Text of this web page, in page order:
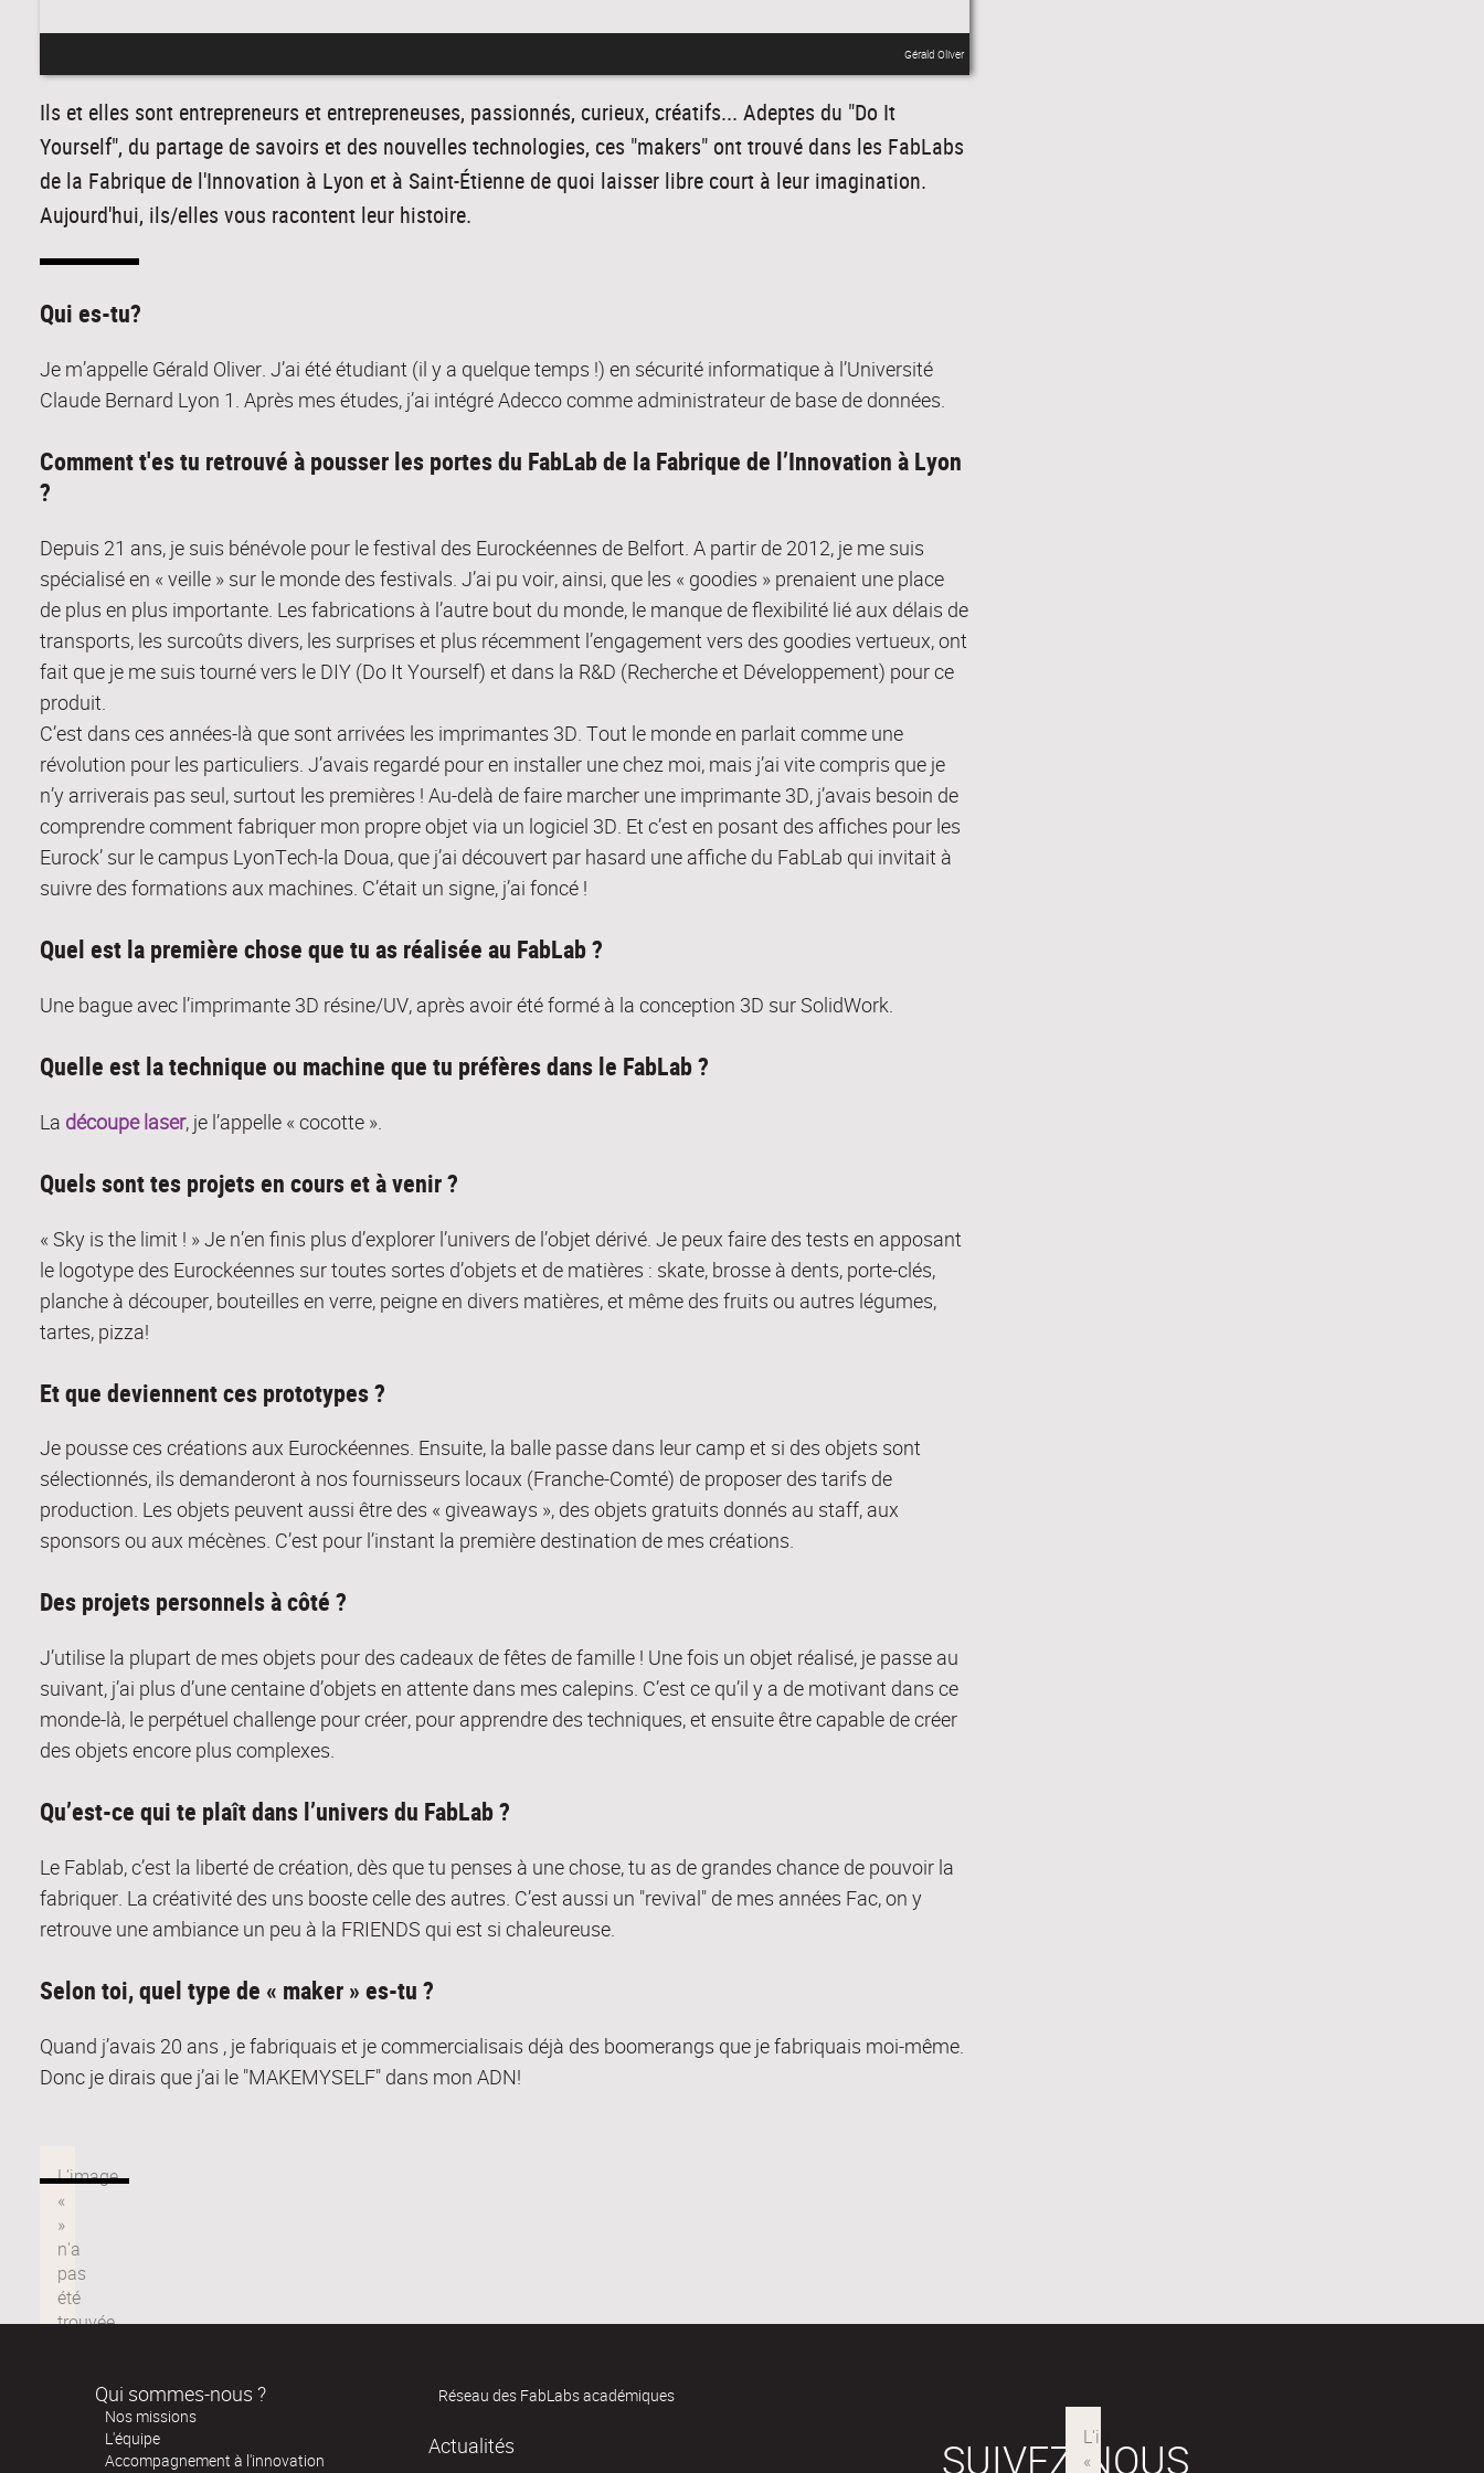
Gérald Oliver
Ils et elles sont entrepreneurs et entrepreneuses, passionnés, curieux, créatifs... Adeptes du "Do It
Yourself", du partage de savoirs et des nouvelles technologies, ces "makers" ont trouvé dans les FabLabs
de la Fabrique de l'Innovation à Lyon et à Saint-Étienne de quoi laisser libre court à leur imagination.
Aujourd'hui, ils/elles vous racontent leur histoire.
Qui es-tu?
Je m’appelle Gérald Oliver. J’ai été étudiant (il y a quelque temps !) en sécurité informatique à l’Université
Claude Bernard Lyon 1. Après mes études, j’ai intégré Adecco comme administrateur de base de données.
Comment t'es tu retrouvé à pousser les portes du FabLab de la Fabrique de l’Innovation à Lyon
?
Depuis 21 ans, je suis bénévole pour le festival des Eurockéennes de Belfort. A partir de 2012, je me suis
spécialisé en « veille » sur le monde des festivals. J’ai pu voir, ainsi, que les « goodies » prenaient une place
de plus en plus importante. Les fabrications à l’autre bout du monde, le manque de flexibilité lié aux délais de
transports, les surcoûts divers, les surprises et plus récemment l’engagement vers des goodies vertueux, ont
fait que je me suis tourné vers le DIY (Do It Yourself) et dans la R&D (Recherche et Développement) pour ce
produit.
C’est dans ces années-là que sont arrivées les imprimantes 3D. Tout le monde en parlait comme une
révolution pour les particuliers. J’avais regardé pour en installer une chez moi, mais j’ai vite compris que je
n’y arriverais pas seul, surtout les premières ! Au-delà de faire marcher une imprimante 3D, j’avais besoin de
comprendre comment fabriquer mon propre objet via un logiciel 3D. Et c’est en posant des affiches pour les
Eurock’ sur le campus LyonTech-la Doua, que j’ai découvert par hasard une affiche du FabLab qui invitait à
suivre des formations aux machines. C’était un signe, j’ai foncé !
Quel est la première chose que tu as réalisée au FabLab ?
Une bague avec l’imprimante 3D résine/UV, après avoir été formé à la conception 3D sur SolidWork.
Quelle est la technique ou machine que tu préfères dans le FabLab ?
La découpe laser, je l’appelle « cocotte ».
Quels sont tes projets en cours et à venir ?
« Sky is the limit ! » Je n’en finis plus d’explorer l’univers de l’objet dérivé. Je peux faire des tests en apposant
le logotype des Eurockéennes sur toutes sortes d’objets et de matières : skate, brosse à dents, porte-clés,
planche à découper, bouteilles en verre, peigne en divers matières, et même des fruits ou autres légumes,
tartes, pizza!
Et que deviennent ces prototypes ?
Je pousse ces créations aux Eurockéennes. Ensuite, la balle passe dans leur camp et si des objets sont
sélectionnés, ils demanderont à nos fournisseurs locaux (Franche-Comté) de proposer des tarifs de
production. Les objets peuvent aussi être des « giveaways », des objets gratuits donnés au staff, aux
sponsors ou aux mécènes. C’est pour l’instant la première destination de mes créations.
Des projets personnels à côté ?
J’utilise la plupart de mes objets pour des cadeaux de fêtes de famille ! Une fois un objet réalisé, je passe au
suivant, j’ai plus d’une centaine d’objets en attente dans mes calepins. C’est ce qu’il y a de motivant dans ce
monde-là, le perpétuel challenge pour créer, pour apprendre des techniques, et ensuite être capable de créer
des objets encore plus complexes.
Qu’est-ce qui te plaît dans l’univers du FabLab ?
Le Fablab, c’est la liberté de création, dès que tu penses à une chose, tu as de grandes chance de pouvoir la
fabriquer. La créativité des uns booste celle des autres. C’est aussi un "revival" de mes années Fac, on y
retrouve une ambiance un peu à la FRIENDS qui est si chaleureuse.
Selon toi, quel type de « maker » es-tu ?
Quand j’avais 20 ans , je fabriquais et je commercialisais déjà des boomerangs que je fabriquais moi-même.
Donc je dirais que j’ai le "MAKEMYSELF" dans mon ADN!
Qui sommes-nous ?
Nos missions
L'équipe
Accompagnement à l'innovation
Réseau des FabLabs académiques
Actualités SUIVEZ-NOUS